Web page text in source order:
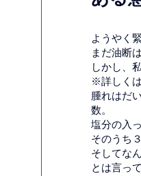
ようやく
まだ油断
しかし、
※詳しく
腫れはだ
数。
塩分の入
そのうち
そしてな
とは言っ